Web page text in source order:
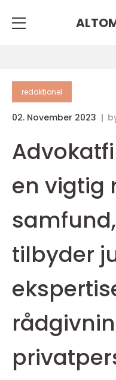
redaktionel
02. November 2023
en vigtig
tilbyder